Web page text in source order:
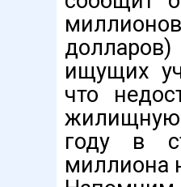
ищущих
что
жилищную
году в
миллиона